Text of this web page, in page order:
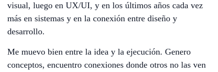
visual, luego en UX/UI, y en los últimos años cada vez
más en sistemas y en la conexión entre diseño y
desarrollo.
Me muevo bien entre la idea y la ejecución. Genero
conceptos, encuentro conexiones donde otros no las ven